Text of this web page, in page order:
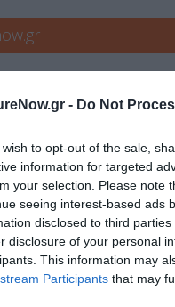
- Do Not
wish to opt-out of the sale,
information for targeted
your selection. Please note
seeing interest-based ads
disclosed to third
disclosure of your personal
This information may
Participants that may
Τέχνη και τον Πολιτισμό!
Ακολουθήστε το Culturenow.gr